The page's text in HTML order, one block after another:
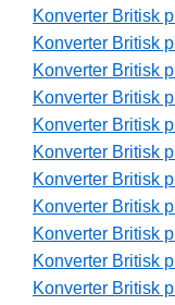
Konverter Britisk
Konverter Britisk
Konverter Britisk
Konverter Britisk
Konverter Britisk
Konverter Britisk
Konverter Britisk
Konverter Britisk
Konverter Britisk
Konverter Britisk
Konverter Britisk